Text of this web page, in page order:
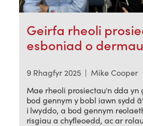
Geirfa rheoli
esboniad o dermau
9 Rhagfyr 2025 | Mike Cooper
Mae rheoli prosiectau'n dda yn
bod gennym y bobl iawn sydd
i lwyddo, a bod gennym
risgiau a chyfleoedd, ac ar